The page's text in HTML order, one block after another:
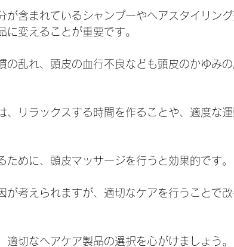
が含まれているシャンプーやヘアスタイリン
変えることが重要です。
の乱れ、頭皮の血行不良なども頭皮のかゆみ
、リラックスする時間を作ることや、適度な
ために、頭皮マッサージを行うと効果的です。
が考えられますが、適切なケアを行うことで
適切なヘアケア製品の選択を心がけましょう。